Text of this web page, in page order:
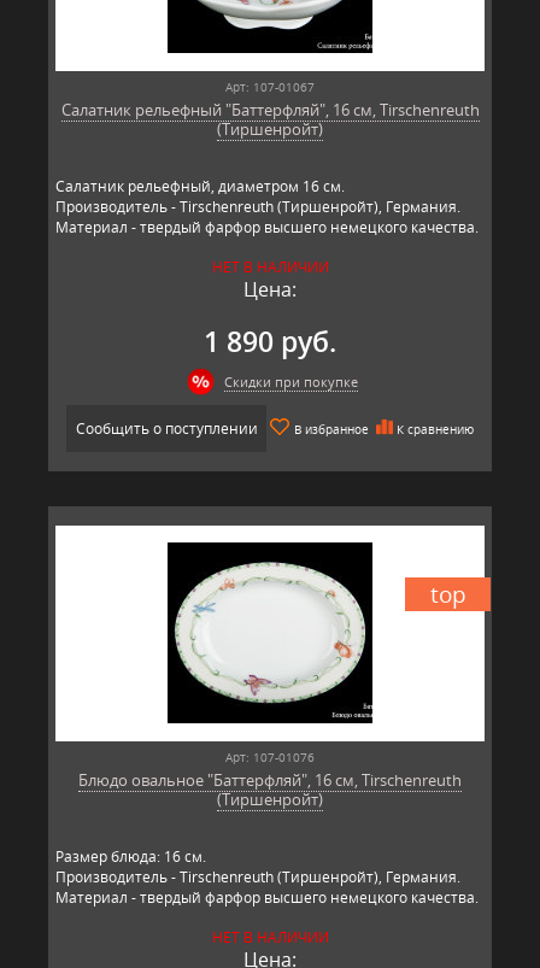
Арт: 107-01067
Салатник рельефный "Баттерфляй", 16 см, Tirschenreuth
(Тиршенройт)
Салатник рельефный, диаметром 16 см.
Производитель - Tirschenreuth (Тиршенройт), Германия.
Материал - твердый фарфор высшего немецкого качества.
НЕТ В НАЛИЧИИ
Цена:
1 890 руб.
Скидки при покупке
Сообщить о поступлении В избранное К сравнению
top
Арт: 107-01076
Блюдо овальное "Баттерфляй", 16 см, Tirschenreuth
(Тиршенройт)
Размер блюда: 16 см.
Производитель - Tirschenreuth (Тиршенройт), Германия.
Материал - твердый фарфор высшего немецкого качества.
НЕТ В НАЛИЧИИ
Цена: